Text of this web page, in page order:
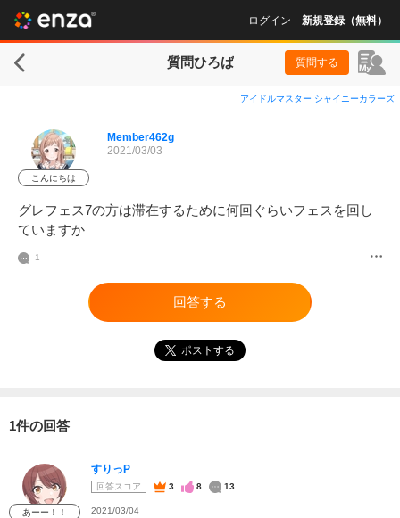
ログイン 新規登録（無料）
質問ひろば 質問する
アイドルマスター シャイニーカラーズ
こんにちは
Member462g
2021/03/03
グレフェス7の方は滞在するために何回ぐらいフェスを回し
1
回答する
ポストする
1件の回答
あーー！！
すりっP
回答スコア 3 8 13
2021/03/04